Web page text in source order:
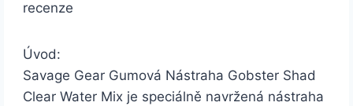
recenze
Úvod:
Savage Gear Gumová Nástraha Gobster Shad
Clear Water Mix je speciálně navržená nástraha